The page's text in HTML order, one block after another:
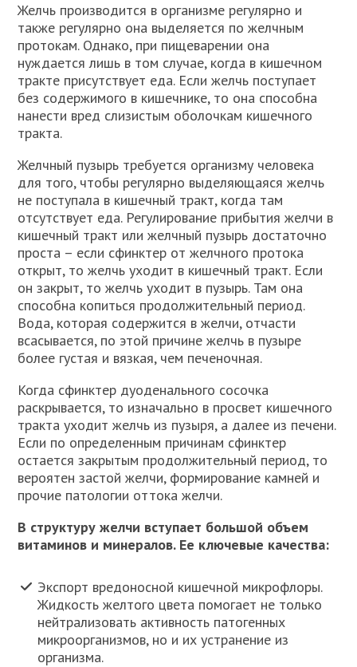
Желчь производится в организме регулярно и
также регулярно она выделяется по желчным
протокам. Однако, при пищеварении она
нуждается лишь в том случае, когда в кишечном
тракте присутствует еда. Если желчь поступает
без содержимого в кишечнике, то она способна
нанести вред слизистым оболочкам кишечного
тракта.
Желчный пузырь требуется организму человека
для того, чтобы регулярно выделяющаяся желчь
не поступала в кишечный тракт, когда там
отсутствует еда. Регулирование прибытия желчи в
кишечный тракт или желчный пузырь достаточно
проста – если сфинктер от желчного протока
открыт, то желчь уходит в кишечный тракт. Если
он закрыт, то желчь уходит в пузырь. Там она
способна копиться продолжительный период.
Вода, которая содержится в желчи, отчасти
всасывается, по этой причине желчь в пузыре
более густая и вязкая, чем печеночная.
Когда сфинктер дуоденального сосочка
раскрывается, то изначально в просвет кишечного
тракта уходит желчь из пузыря, а далее из печени.
Если по определенным причинам сфинктер
остается закрытым продолжительный период, то
вероятен застой желчи, формирование камней и
прочие патологии оттока желчи.
В структуру желчи вступает большой объем
витаминов и минералов. Ее ключевые качества:
Экспорт вредоносной кишечной микрофлоры.
Жидкость желтого цвета помогает не только
нейтрализовать активность патогенных
микроорганизмов, но и их устранение из
организма.